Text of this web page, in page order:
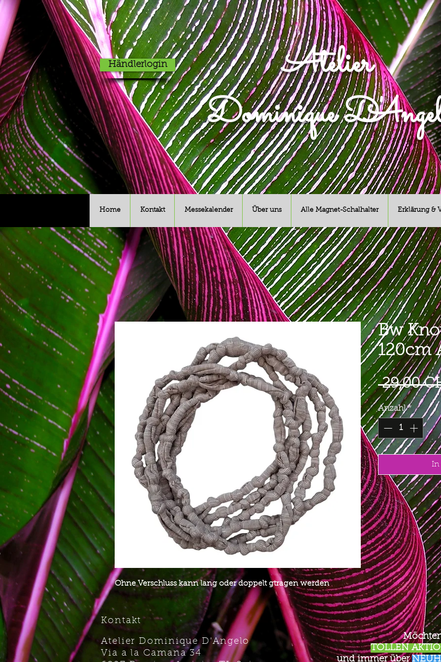
Atelier
Dominique
Händlerlogin
Home Kontakt Messekalender Über uns Alle Magnet-Schalhalter Erklärung &
Ohne Verschluss kann lang oder doppelt gtragen werden
Bw
120cm
29,00
Anzahl *
In
Kontakt
Atelier Dominique D'Angelo
Via a la Camana 34
TOLLEN
und immer über